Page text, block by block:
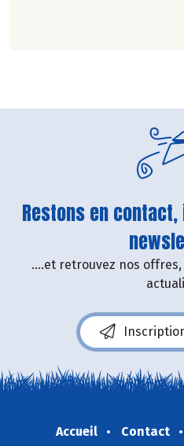
Restons en
....et retrouvez nos
Accueil Contact